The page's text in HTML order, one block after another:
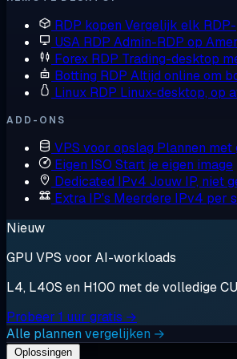
RDP kopen Vergelijk elk
USA RDP Admin-RDP op
Forex RDP Trading-desktop
Botting RDP Altijd online om
Linux RDP Linux-desktop, op
ADD-ONS
VPS voor opslag Plannen
Eigen ISO Start je eigen image
Dedicated IPv4 Jouw IP, niet
Extra IP's Meerdere IPv4 per
Nieuw
GPU VPS voor AI-workloads
L4, L40S en H100 met de volledige
Probeer 1 uur gratis →
Alle plannen vergelijken →